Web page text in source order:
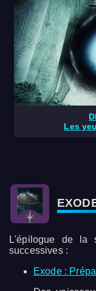
Les
L'épilogue de la
successives :
Exode :